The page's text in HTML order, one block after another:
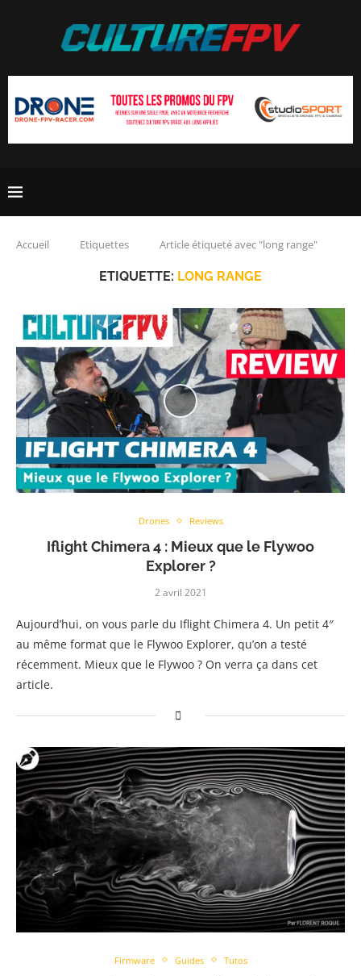
Accueil Etiquettes Article étiqueté avec "long range"
ETIQUETTE: LONG RANGE
Drones Reviews
Iflight Chimera 4 : Mieux que le Flywoo
Explorer ?
2 avril 2021
Aujourd’hui, on vous parle du Iflight Chimera 4. Un petit 4″
au même format que le Flywoo Explorer, qu’on a testé
récemment. Mieux que le Flywoo ? On verra ça dans cet
article.
Firmware Guides Tutos